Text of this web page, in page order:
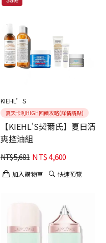
KIEHL’S
夏天卡利HIGH回饋攻略(詳情請點)
【KIEHL'S契爾氏】夏日清
爽控油組
NT$5,681 NT$4,600
加入購物車 快速預覽